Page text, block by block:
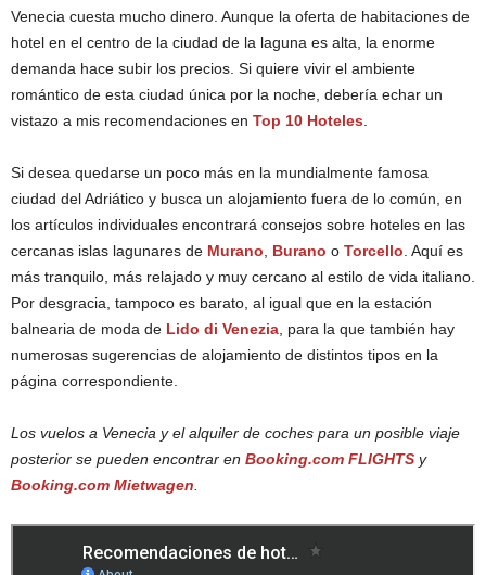
Venecia cuesta mucho dinero. Aunque la oferta de habitaciones de
hotel en el centro de la ciudad de la laguna es alta, la enorme
demanda hace subir los precios. Si quiere vivir el ambiente
romántico de esta ciudad única por la noche, debería echar un
vistazo a mis recomendaciones en Top 10 Hoteles
Si desea quedarse un poco más en la mundialmente famosa
ciudad del Adriático y busca un alojamiento fuera de lo común, en
los artículos individuales encontrará consejos sobre hoteles en las
cercanas islas lagunares de Murano Burano o Torcello . Aquí es
más tranquilo, más relajado y muy cercano al estilo de vida italiano.
Por desgracia, tampoco es barato, al igual que en la estación
balnearia de moda de Lido di Venezia , para la que también hay
numerosas sugerencias de alojamiento de distintos tipos en la
página correspondiente.
Los vuelos a Venecia y el alquiler de coches para un posible viaje
posterior se pueden encontrar en Booking.com FLIGHTS y
Booking.com Mietwagen